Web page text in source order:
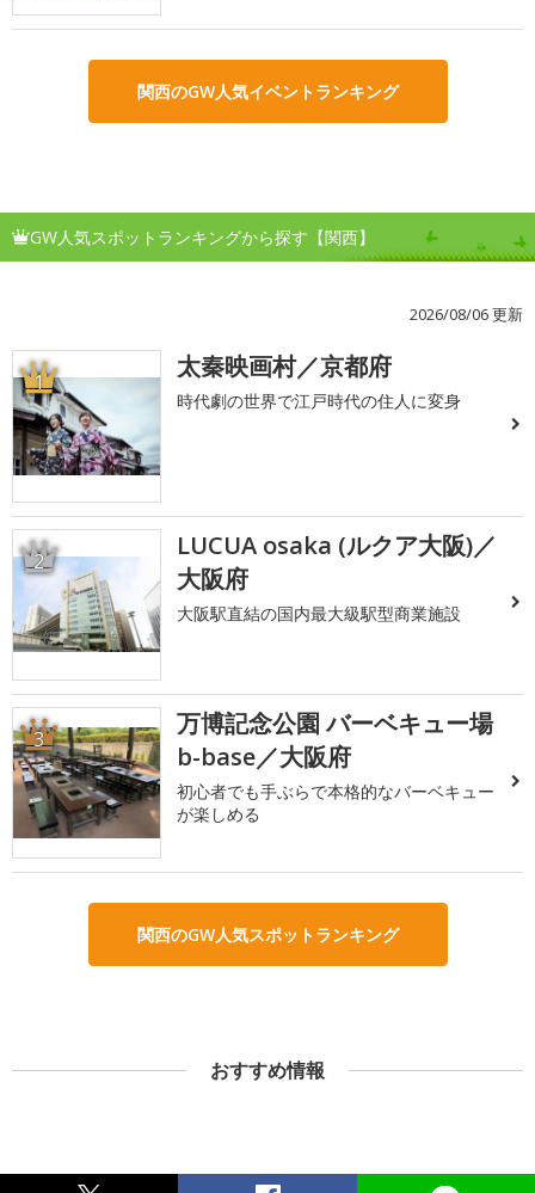
関西のGW人気イベントランキング
GW人気スポットランキングから探す【関西】
2026/08/06 更新
1 太秦映画村／京都府
時代劇の世界で江戸時代の住人に変身
2
LUCUA osaka (ルクア大阪)／
大阪府
大阪駅直結の国内最大級駅型商業施設
3
万博記念公園 バーベキュー場
b-base／大阪府
初心者でも手ぶらで本格的なバーベキュー
が楽しめる
関西のGW人気スポットランキング
おすすめ情報